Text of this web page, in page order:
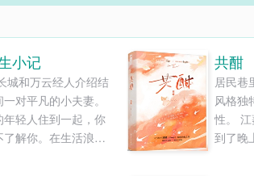
小记
城和万云经人介绍结
对平凡的小夫妻。
轻人住到一起，你
解你。在生活浪头
共酣
居民巷
风格独
性。
到了晚